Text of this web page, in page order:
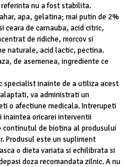
nu a fost stabilita.
apa, gelatina; mai putin de 2%
ceara de carnauba, acid citric,
de ridiche, morcov si
naturale, acid lactic, pectina.
de asemenea, ingrediente ce
specialist inainte de a utiliza acest
va administrati un
o afectiune medicala. Intrerupeti
inaintea oricarei interventii
continutul de biotina al produsului
Produsul este un supliment
o dieta variata si echilibrata si
doza recomandata zilnic. A nu